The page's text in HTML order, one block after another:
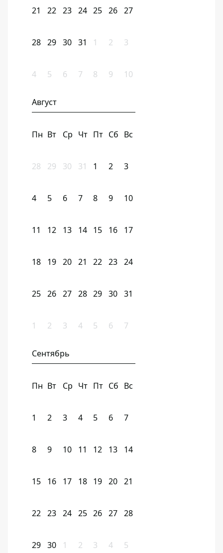
21 22 23 24 25 26 27
28 29 30 31 1 2 3
4 5 6 7 8 9 10
Август
Пн Вт Ср Чт Пт Сб Вс
28 29 30 31 1 2 3
4 5 6 7 8 9 10
11 12 13 14 15 16 17
18 19 20 21 22 23 24
25 26 27 28 29 30 31
1 2 3 4 5 6 7
Сентябрь
Пн Вт Ср Чт Пт Сб Вс
1 2 3 4 5 6 7
8 9 10 11 12 13 14
15 16 17 18 19 20 21
22 23 24 25 26 27 28
29 30 1 2 3 4 5